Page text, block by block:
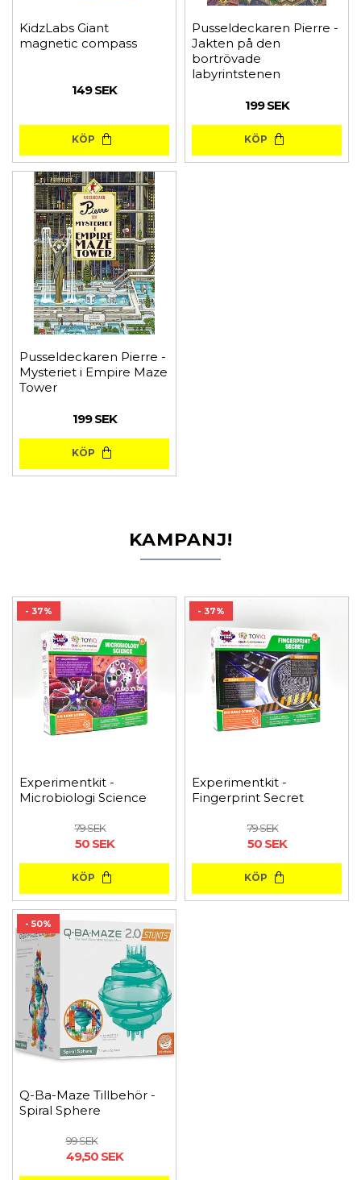
KidzLabs Giant
magnetic compass
149 SEK
KÖP
Pusseldeckaren Pierre -
Jakten på den
bortrövade
labyrintstenen
199 SEK
KÖP
Pusseldeckaren Pierre -
Mysteriet i Empire Maze
Tower
199 SEK
KÖP
KAMPANJ!
- 37%
Experimentkit -
Microbiologi Science
79 SEK
50 SEK
KÖP
- 37%
Experimentkit -
Fingerprint Secret
79 SEK
50 SEK
KÖP
- 50%
Q-Ba-Maze Tillbehör -
Spiral Sphere
99 SEK
49,50 SEK